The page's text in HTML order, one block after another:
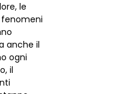
le
fenomeni
anche il
ogni
il